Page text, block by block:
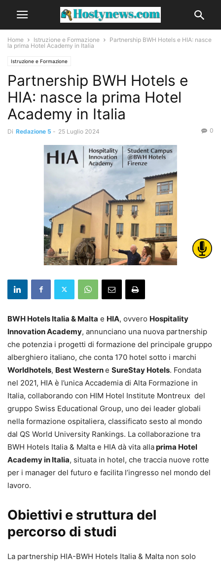
Home Istruzione e Formazione
Partnership BWH Hotels e HIA: nasce
la prima Hotel Academy in Italia
Istruzione e Formazione
Partnership BWH Hotels e
HIA: nasce la prima Hotel
Academy in Italia
Di Redazione 5 - 25 Luglio 2024 0
BWH Hotels Italia & Malta e HIA, ovvero Hospitality
Innovation Academy, annunciano una nuova partnership
che potenzia i progetti di formazione del principale gruppo
alberghiero italiano, che conta 170 hotel sotto i marchi
Worldhotels, Best Westerne SureStay Hotels. Fondata
nel 2021, HIA è l’unica Accademia di Alta Formazione in
Italia, collaborando con HIM Hotel Institute Montreux del
gruppo Swiss Educational Group, uno dei leader globali
nella formazione ospitaliera, classificato sesto al mondo
dal QS World University Rankings. La collaborazione tra
BWH Hotels Italia & Malta e HIA dà vita allaprima Hotel
Academy in Italia, situata in hotel, che traccia nuove rotte
per i manager del futuro e facilita l’ingresso nel mondo del
lavoro.
Obiettivi e struttura del
percorso di studi
La partnership HIA-BWH Hotels Italia & Malta non solo